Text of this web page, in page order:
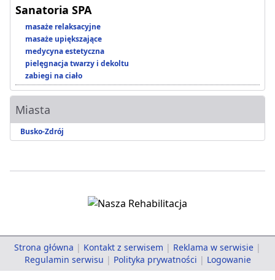
Sanatoria SPA
masaże relaksacyjne
masaże upiększające
medycyna estetyczna
pielęgnacja twarzy i dekoltu
zabiegi na ciało
Miasta
Busko-Zdrój
Strona główna | Kontakt z serwisem | Reklama w serwisie |
Regulamin serwisu | Polityka prywatności | Logowanie